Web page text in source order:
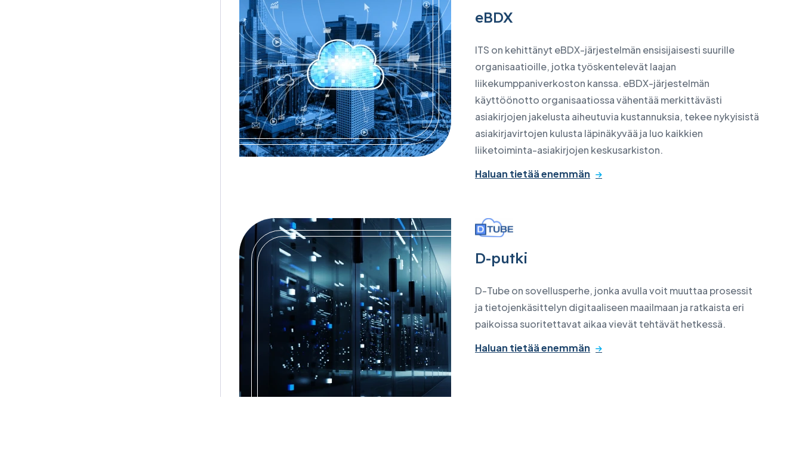
eBDX
ITS on kehittänyt eBDX-järjestelmän ensisijaisesti suurille
organisaatioille, jotka työskentelevät laajan
liikekumppaniverkoston kanssa. eBDX-järjestelmän
käyttöönotto organisaatiossa vähentää merkittävästi
asiakirjojen jakelusta aiheutuvia kustannuksia, tekee nykyisistä
asiakirjavirtojen kulusta läpinäkyvää ja luo kaikkien
liiketoiminta-asiakirjojen keskusarkiston.
Haluan tietää enemmän
D-putki
D-Tube on sovellusperhe, jonka avulla voit muuttaa prosessit
ja tietojenkäsittelyn digitaaliseen maailmaan ja ratkaista eri
paikoissa suoritettavat aikaa vievät tehtävät hetkessä.
Haluan tietää enemmän